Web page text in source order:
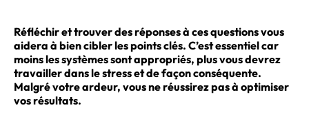
Réfléchir et trouver des réponses à ces questions vous
aidera à bien cibler les points clés. C’est essentiel car
moins les systèmes sont appropriés, plus vous devrez
travailler dans le stress et de façon conséquente.
Malgré votre ardeur, vous ne réussirez pas à optimiser
vos résultats.